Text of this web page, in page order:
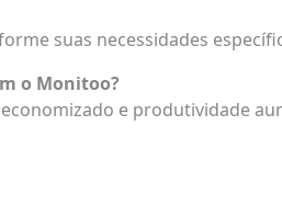
suas necessidades
o Monitoo?
e produtividade